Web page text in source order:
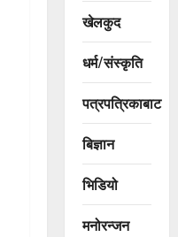
खेलकुद
धर्म/संस्कृति
पत्रपत्रिकाबाट
बिज्ञान
भिडियो
मनोरन्जन